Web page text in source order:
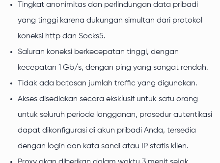
Tingkat anonimitas dan perlindungan data pribadi
yang tinggi karena dukungan simultan dari protokol
koneksi http dan Socks5.
Saluran koneksi berkecepatan tinggi, dengan
kecepatan 1 Gb/s, dengan ping yang sangat rendah.
Tidak ada batasan jumlah traffic yang digunakan.
Akses disediakan secara eksklusif untuk satu orang
untuk seluruh periode langganan, prosedur autentikasi
dapat dikonfigurasi di akun pribadi Anda, tersedia
dengan login dan kata sandi atau IP statis klien.